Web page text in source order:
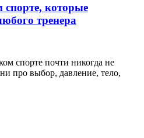
которые
тренера
спорте почти никогда не
про выбор, давление, тело,